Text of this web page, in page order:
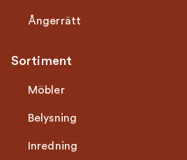
Ångerrätt
Sortiment
Möbler
Belysning
Inredning